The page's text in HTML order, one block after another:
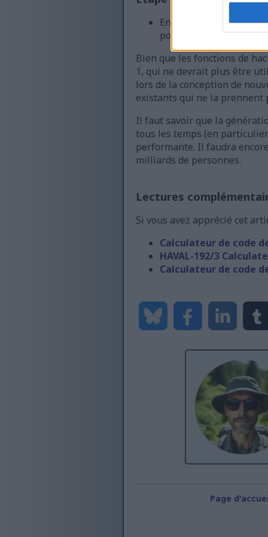
Enfin, pressez
pouvez continuer à
Bien que les fonctions de
1, qui ne devrait plus être
lors de la conception de
existants qui ne la prennent
Il faut savoir que la
tous les temps (en
performante. Il faudra
milliards de personnes.
Lectures
Si vous avez apprécié cet
Calculateur de code
HAVAL-192/3
Calculateur de code
Page